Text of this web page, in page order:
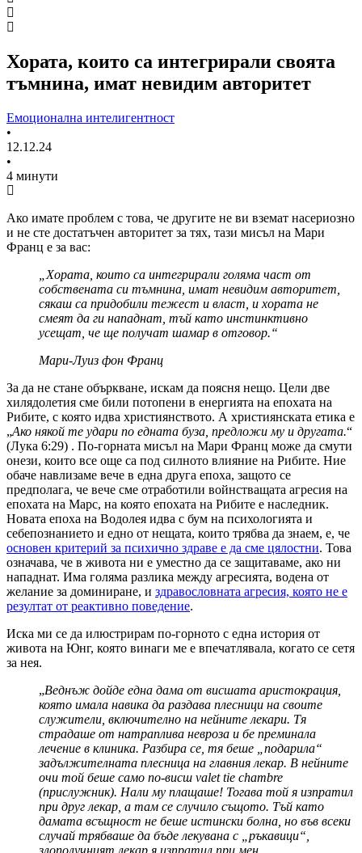
Хората, които са интегрирали своята
тъмнина, имат невидим авторитет
Емоционална интелигентност
•
12.12.24
•
4 минути
Ако имате проблем с това, че другите не ви вземат насериозно
и не сте достатъчен авторитет за тях, тази мисъл на Мари
Франц е за вас:
„Хората, които са интегрирали голяма част от
собствената си тъмнина, имат невидим авторитет,
сякаш са придобили тежест и власт, и хората не
смеят да ги нападнат, тъй като инстинктивно
усещат, че ще получат шамар в отговор.“
Мари-Луиз фон Франц
За да не стане объркване, искам да поясня нещо. Цели две
хилядолетия сме били потопени в енергията на епохата на
Рибите, с която идва християнството. А християнската етика е
„Ако някой те удари по едната буза, предложи му и другата.“
(Лука 6:29) . По-горната мисъл на Мари Франц може да смути
онези, които все още са под силното влияние на Рибите. Ние
обаче навлизаме вече в една друга епоха, защото се
предполага, че вече сме отработили войнстващата агресия на
епохата на Марс, на която епохата на Рибите е наследник.
Новата епоха на Водолея идва с бум на психологията и
себепознанието и едно от нещата, които трябва да знаем, е, че
основен критерий за психично здраве е да сме цялостни. Това
означава, че в живота ни е уместно да се защитаваме, ако ни
нападнат. Има голяма разлика между агресията, водена от
желание за доминиране, и здравословната агресия, която не е
резултат от реактивно поведение.
Иска ми се да илюстрирам по-горното с една история от
живота на Юнг, която винаги ме е впечатлявала, когато се сетя
за нея.
„Веднъж дойде една дама от висшата аристокрация,
която имала навика да раздава плесници на своите
служители, включително на нейните лекари. Тя
страдаше от натраплива невроза и бе преминала
лечение в клиника. Разбира се, тя беше „подарила“
задължителната плесница на главния лекар. В нейните
очи той беше само по-висш valet tie chambre
(прислужник). Нали му плащаше! Тогава той я изпратил
при друг лекар, а там се случило същото. Тъй като
дамата всъщност не беше истински болна, но във всеки
случай трябваше да бъде лекувана с „ръкавици“,
злополучният лекар я изпратил при мен.